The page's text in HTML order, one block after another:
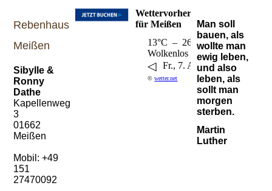
Rebenhaus
Meißen
Sibylle &
Ronny
Dathe
Kapellenweg
3
01662
Meißen
Mobil: +49
151
27470092
Wettervorhersage
für Meißen
13°C – 26°C
Wolkenlos
◁ Fr., 7. Aug.. ▶
©wetter.net
Man soll
bauen, als
wollte man
ewig leben,
und also
leben, als
sollt man
morgen
sterben.
Martin
Luther